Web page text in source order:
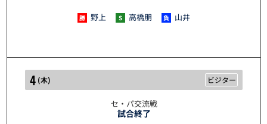
野上 高橋朋 山井
4 (木) ビジター
セ・パ交流戦
試合終了